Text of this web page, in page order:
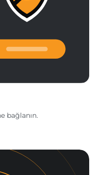
bağlanın.